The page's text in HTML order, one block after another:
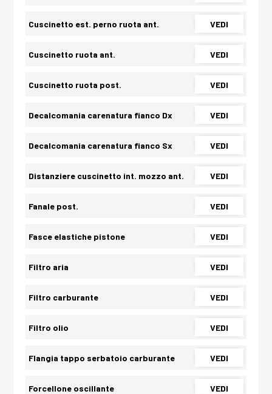
Cuscinetto est. perno ruota ant. VEDI
Cuscinetto ruota ant. VEDI
Cuscinetto ruota post. VEDI
Decalcomania carenatura fianco Dx VEDI
Decalcomania carenatura fianco Sx VEDI
Distanziere cuscinetto int. mozzo ant. VEDI
Fanale post. VEDI
Fasce elastiche pistone VEDI
Filtro aria VEDI
Filtro carburante VEDI
Filtro olio VEDI
Flangia tappo serbatoio carburante VEDI
Forcellone oscillante VEDI